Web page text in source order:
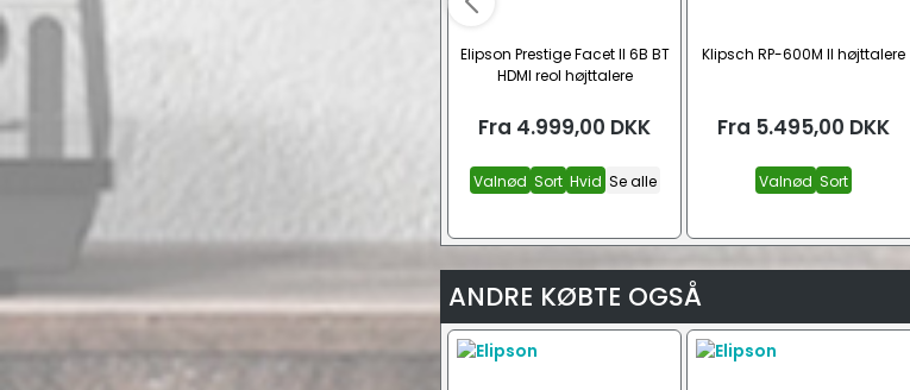
Elipson Prestige Facet II 6B BT
HDMI reol højttalere
Fra 4.999,00 DKK
Valnød Sort Hvid Se alle
Klipsch RP-600M II højttalere
Fra 5.495,00 DKK
Valnød Sort
ANDRE KØBTE OGSÅ